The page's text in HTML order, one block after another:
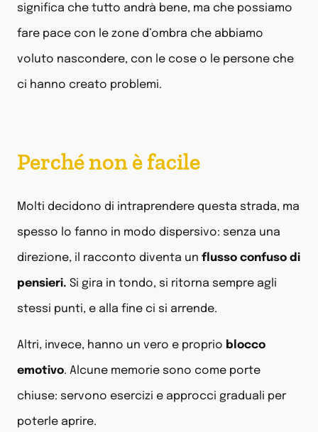
significa che tutto andrà bene, ma che possiamo
fare pace con le zone d’ombra che abbiamo
voluto nascondere, con le cose o le persone che
ci hanno creato problemi.
Perché non è facile
Molti decidono di intraprendere questa strada, ma
spesso lo fanno in modo dispersivo: senza una
direzione, il racconto diventa un flusso confuso di
pensieri. Si gira in tondo, si ritorna sempre agli
stessi punti, e alla fine ci si arrende.
Altri, invece, hanno un vero e proprio blocco
emotivo. Alcune memorie sono come porte
chiuse: servono esercizi e approcci graduali per
poterle aprire.